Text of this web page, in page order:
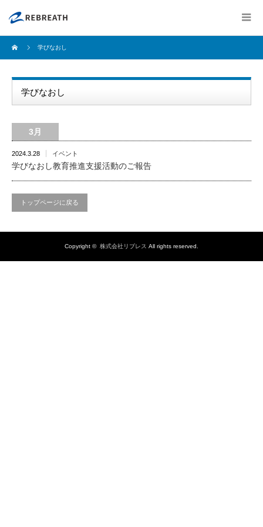
学びなおし
学びなおし
3月
2024.3.28 イベント
学びなおし教育推進支援活動のご報告
トップページに戻る
Copyright © 株式会社リブレス All rights reserved.